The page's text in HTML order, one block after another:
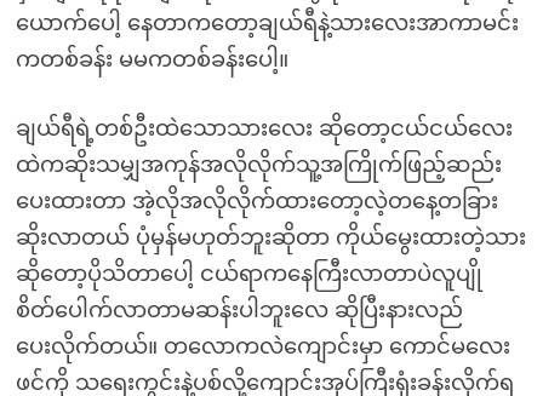
ယောက်ပေါ့ နေတာကတော့ချယ်ရီနဲ့သားလေးအာကာမင်း
ကတစ်ခန်း မမကတစ်ခန်းပေါ့။
ချယ်ရီရဲ့တစ်ဦးထဲသောသားလေး ဆိုတော့ငယ်ငယ်လေး
ထဲကဆိုးသမျှအကုန်အလိုလိုက်သူ့အကြိုက်ဖြည့်ဆည်း
ပေးထားတာ အဲ့လိုအလိုလိုက်ထားတော့လဲ့တနေ့တခြား
ဆိုးလာတယ် ပုံမှန်မဟုတ်ဘူးဆိုတာ ကိုယ်မွေးထားတဲ့သား
ဆိုတော့ပိုသိတာပေါ့ ငယ်ရာကနေကြီးလာတာပဲလူပျို
စိတ်ပေါက်လာတာမဆန်းပါဘူးလေ ဆိုပြီးနားလည်
ပေးလိုက်တယ်။ တလောကလဲကျောင်းမှာ ကောင်မလေး
ဖင်ကို သရေးကွင်းနဲ့ပစ်လို့ကျောင်းအုပ်ကြီးရုံးခန်းလိုက်ရ